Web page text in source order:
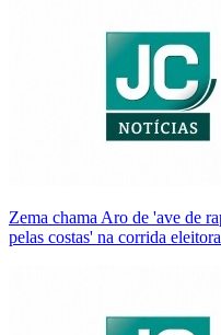
Zema chama Aro de 'ave de
pelas costas' na corrida